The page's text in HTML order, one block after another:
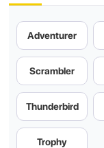
Adventurer
Scrambler
Thunderbird
Trophy